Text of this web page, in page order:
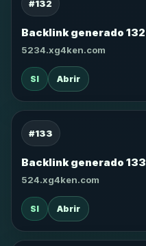
#132
Backlink generado 132
5234.xg4ken.com
SI Abrir
#133
Backlink generado 133
524.xg4ken.com
SI Abrir